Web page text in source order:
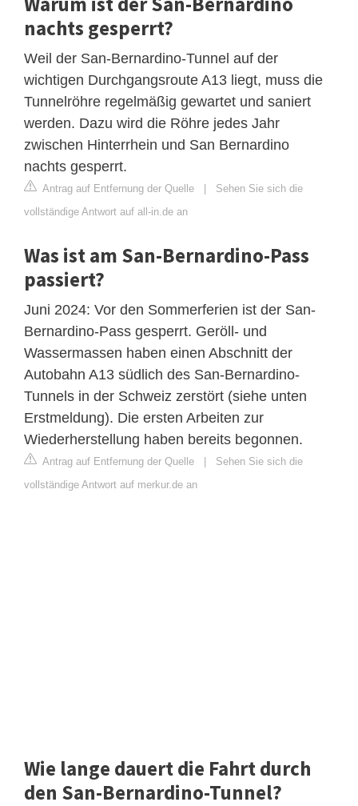
nachts gesperrt?
Weil der San-Bernardino-Tunnel auf der
wichtigen Durchgangsroute A13 liegt, muss die
Tunnelröhre regelmäßig gewartet und saniert
werden. Dazu wird die Röhre jedes Jahr
zwischen Hinterrhein und San Bernardino
nachts gesperrt.
Antrag auf Entfernung der Quelle | Sehen Sie sich die
vollständige Antwort auf all-in.de an
Was ist am San-Bernardino-Pass
passiert?
Juni 2024: Vor den Sommerferien ist der San-
Bernardino-Pass gesperrt. Geröll- und
Wassermassen haben einen Abschnitt der
Autobahn A13 südlich des San-Bernardino-
Tunnels in der Schweiz zerstört (siehe unten
Erstmeldung). Die ersten Arbeiten zur
Wiederherstellung haben bereits begonnen.
Antrag auf Entfernung der Quelle | Sehen Sie sich die
vollständige Antwort auf merkur.de an
Wie lange dauert die Fahrt durch
den San-Bernardino-Tunnel?